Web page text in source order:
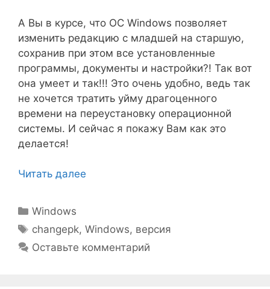
А Вы в курсе, что ОС Windows позволяет
изменить редакцию с младшей на старшую,
сохранив при этом все установленные
программы, документы и настройки?! Так вот
она умеет и так!!! Это очень удобно, ведь так
не хочется тратить уйму драгоценного
времени на переустановку операционной
системы. И сейчас я покажу Вам как это
делается!
Читать далее
Рубрики
Windows
Метки
changepk,Windows, версия
Оставьте комментарий